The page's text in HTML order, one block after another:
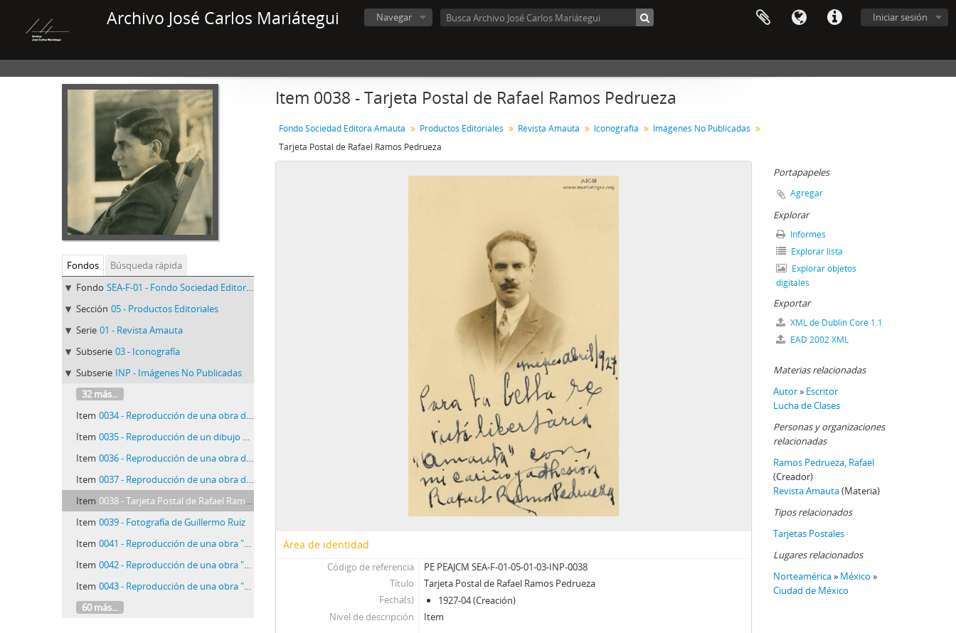
Archivo José Carlos Mariátegui Iniciar sesión
Navegar
Fondos
Búsqueda rápida
Fondo SEA-F-01 - Fondo Sociedad Editora Amauta
Sección 05 - Productos Editoriales
Serie 01 - Revista Amauta
Subserie 03 - Iconografía
Subserie INP - Imágenes No Publicadas
32 más...
Item 0034 - Reproducción de una obra de Tomás Ordónez
Item 0035 - Reproducción de un dibujo de Pedro Osnaya
Item 0036 - Reproducción de una obra de Jacoba Rojas
Item 0037 - Reproducción de una obra de un Jarrón con flores
Item 0038 - Tarjeta Postal de Rafael Ramos Pedrueza
Item 0039 - Fotografía de Guillermo Ruiz
Item 0041 - Reproducción de una obra "El pintor y su compañera"
Item 0042 - Reproducción de una obra "Naturaleza Muerta" de Adía Jonkers
Item 0043 - Reproducción de una obra "Sonia" de Adía Jonkers
60 más...
Item 0038 - Tarjeta Postal de Rafael Ramos Pedrueza
Fondo Sociedad Editora Amauta Productos Editoriales Revista Amauta Iconografía
Imágenes No Publicadas
Tarjeta Postal de Rafael Ramos Pedrueza
Área de identidad
Código de referencia
PE PEAJCM SEA-F-01-05-01-03-INP-0038
Título
Tarjeta Postal de Rafael Ramos Pedrueza
Fecha(s)
1927-04 (Creación)
Nivel de descripción
Item
Portapapeles
Agregar
Explorar
Informes
Explorar lista
Explorar objetos
digitales
Exportar
XML de Dublin Core 1.1
EAD 2002 XML
Materias relacionadas
Autor» Escritor
Lucha de Clases
Personas y organizaciones
relacionadas
Ramos Pedrueza, Rafael
(Creador)
Revista Amauta(Materia)
Tipos relacionados
Tarjetas Postales
Lugares relacionados
Norteamérica» México »
Ciudad de México